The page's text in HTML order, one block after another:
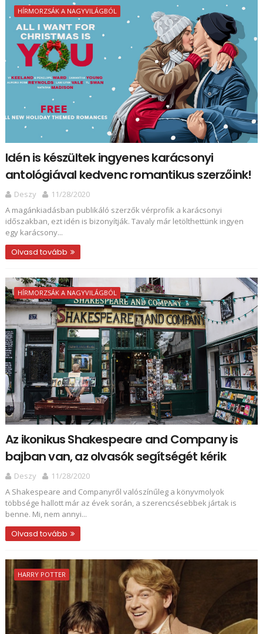
HÍRMORZSÁK A NAGYVILÁGBÓL
Idén is készültek ingyenes karácsonyi
antológiával kedvenc romantikus szerzőink!
Deszy
11/28/2020
A magánkiadásban publikáló szerzők vérprofik a karácsonyi
időszakban, ezt idén is bizonyítják. Tavaly már letölthettünk ingyen
egy karácsony...
Olvasd tovább
HÍRMORZSÁK A NAGYVILÁGBÓL
Az ikonikus Shakespeare and Company is
bajban van, az olvasók segítségét kérik
Deszy
11/28/2020
A Shakespeare and Companyről valószínűleg a könyvmolyok
többsége hallott már az évek során, a szerencsésebbek jártak is
benne. Mi, nem annyi...
Olvasd tovább
HARRY POTTER